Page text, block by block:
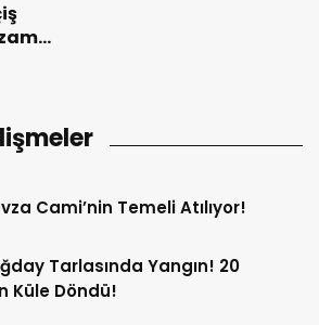
Cami’nin Temeli Atılıyor!
Tarlasında Yangın! 20
Küle Döndü!